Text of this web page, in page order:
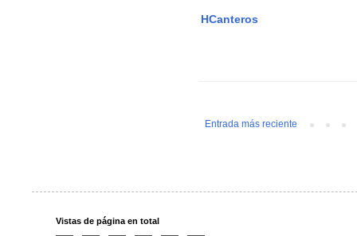
HCanteros
Entrada más reciente
Vistas de página en total